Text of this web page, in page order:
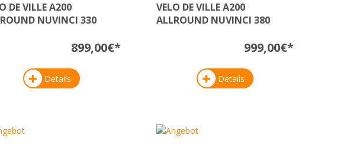
DE VILLE A200
NUVINCI 330
899,00€*
Details
VELO DE VILLE A200
ALLROUND NUVINCI 380
999,00€*
Details